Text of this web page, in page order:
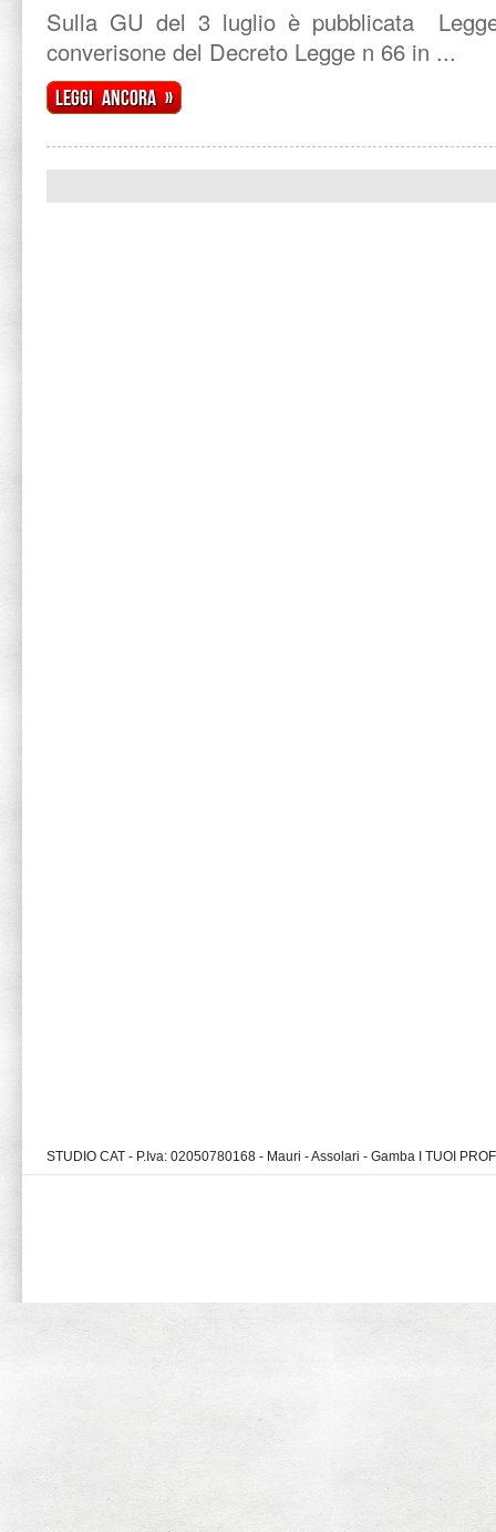
Sulla GU del 3 luglio è pubblicata
converisone del Decreto Legge n 66 in ...
Leggi ancora »
STUDIO CAT - P.Iva: 02050780168 - Mauri - Assolari - Gamba I TUOI